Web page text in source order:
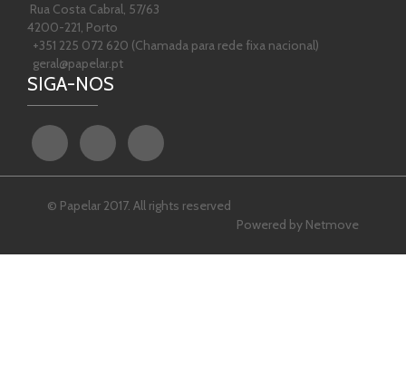
Rua Costa Cabral, 57/63
4200-221, Porto
+351 225 072 620 (Chamada para rede fixa nacional)
geral@papelar.pt
SIGA-NOS
© Papelar 2017. All rights reserved
Powered by Netmove